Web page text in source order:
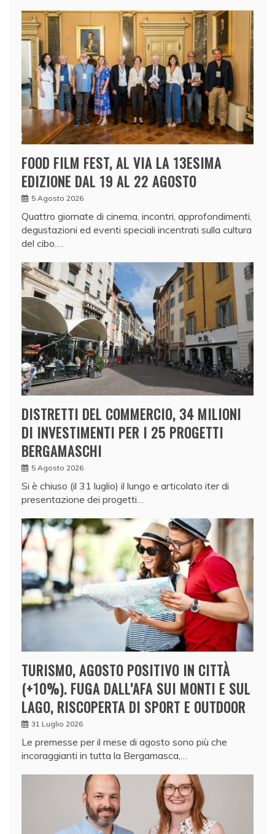
FOOD FILM FEST, AL VIA LA 13ESIMA
EDIZIONE DAL 19 AL 22 AGOSTO
5 Agosto 2026
Quattro giornate di cinema, incontri, approfondimenti,
degustazioni ed eventi speciali incentrati sulla cultura
del cibo.…
DISTRETTI DEL COMMERCIO, 34 MILIONI
DI INVESTIMENTI PER I 25 PROGETTI
BERGAMASCHI
5 Agosto 2026
Si è chiuso (il 31 luglio) il lungo e articolato iter di
presentazione dei progetti…
TURISMO, AGOSTO POSITIVO IN CITTÀ
(+10%). FUGA DALL’AFA SUI MONTI E SUL
LAGO, RISCOPERTA DI SPORT E OUTDOOR
31 Luglio 2026
Le premesse per il mese di agosto sono più che
incoraggianti in tutta la Bergamasca,…